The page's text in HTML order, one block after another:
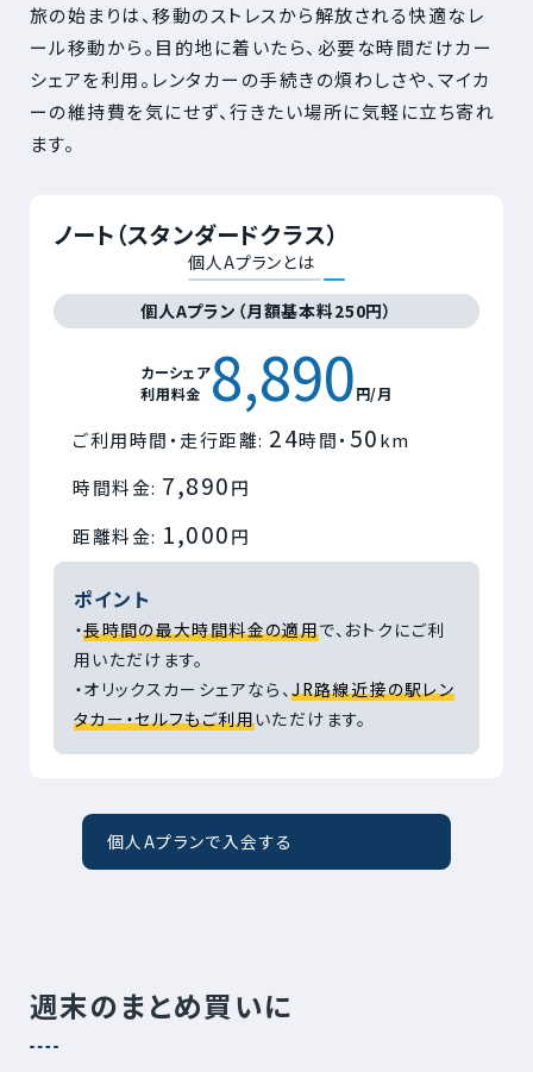
旅の始まりは、移動のストレスから解放される快適なレ
ール移動から。目的地に着いたら、必要な時間だけカー
シェアを利用。レンタカーの手続きの煩わしさや、マイカ
ーの維持費を気にせず、行きたい場所に気軽に立ち寄れ
ます。
ノート（スタンダードクラス）
個人Aプランとは
個人Aプラン（月額基本料250円）
カーシェア
利用料金 8,890円/月
ご利用時間・走行距離: 24時間・ 50km
時間料金: 7,890円
距離料金: 1,000円
ポイント
・長時間の最大時間料金の適用で、おトクにご利
用いただけます。
・オリックスカーシェアなら、JR路線近接の駅レン
タカー・セルフもご利用いただけます。
個人Aプランで入会する
週末のまとめ買いに